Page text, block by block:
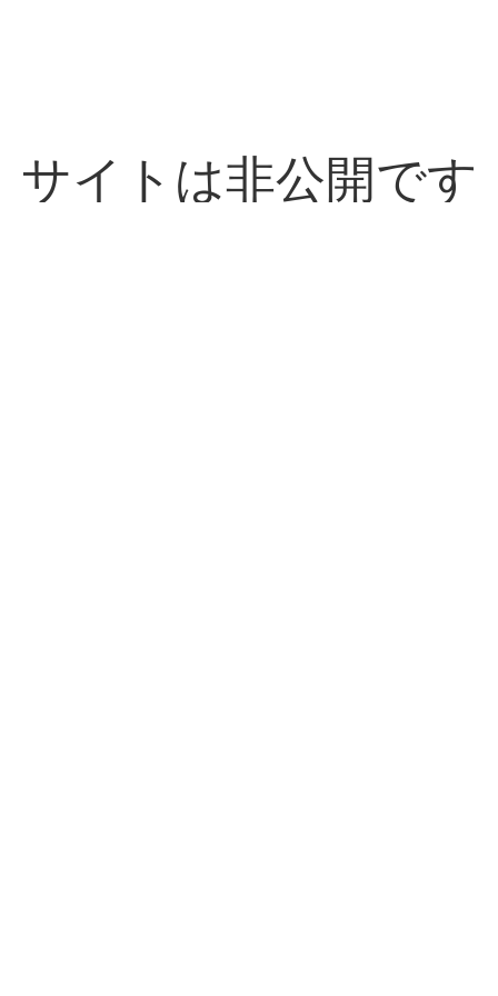
サイトは非公開です